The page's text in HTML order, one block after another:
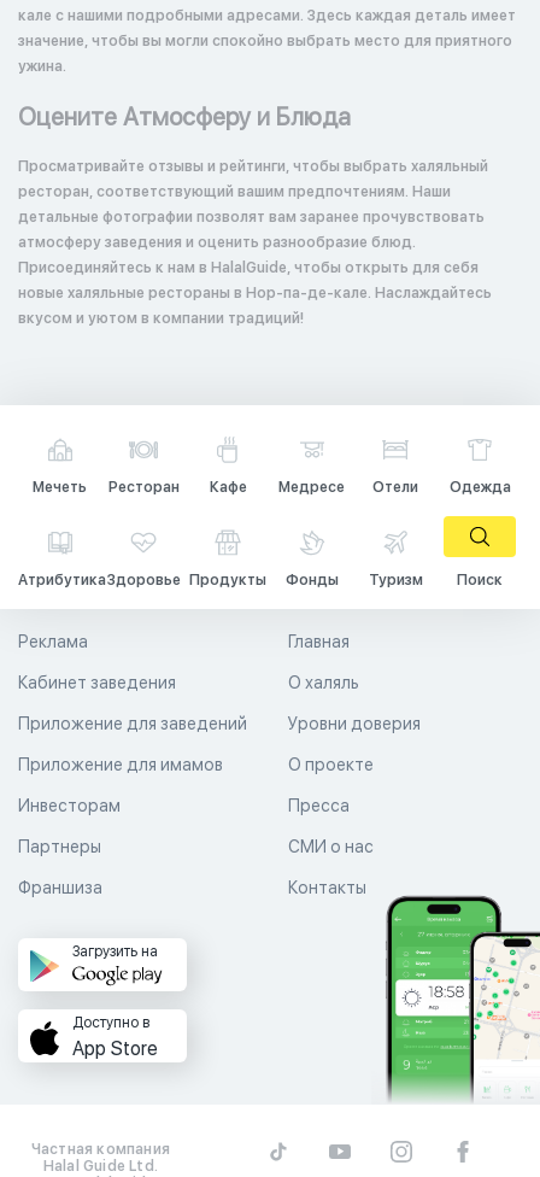
кале с нашими подробными адресами. Здесь каждая деталь имеет
значение, чтобы вы могли спокойно выбрать место для приятного
ужина.
Оцените Атмосферу и Блюда
Просматривайте отзывы и рейтинги, чтобы выбрать халяльный
ресторан, соответствующий вашим предпочтениям. Наши
детальные фотографии позволят вам заранее прочувствовать
атмосферу заведения и оценить разнообразие блюд.
Присоединяйтесь к нам в HalalGuide, чтобы открыть для себя
новые халяльные рестораны в Нор-па-де-кале. Наслаждайтесь
вкусом и уютом в компании традиций!
Мечеть Ресторан Кафе Медресе Отели Одежда
АтрибутикаЗдоровье Продукты Фонды Туризм Поиск
Главная
О халяль
Уровни доверия
Реклама
Кабинет заведения
Приложение для заведений
Приложение для имамов О проекте
Пресса
СМИ о нас
Контакты
Инвесторам
Партнеры
Франшиза
Загрузить на
Доступно в
App Store
Частная компания
Halal Guide Ltd.